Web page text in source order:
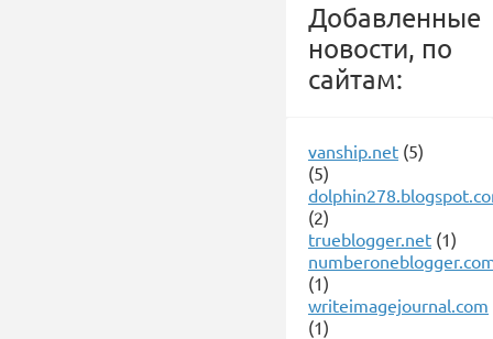
Добавленные
новости, по
сайтам:
vanship.net (5)
(5)
(2)
trueblogger.net (1)
(1)
writeimagejournal.com
(1)